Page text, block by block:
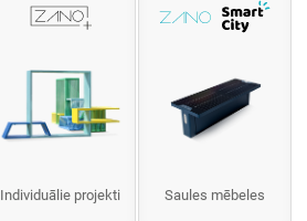
Individuālie projekti Saules mēbeles